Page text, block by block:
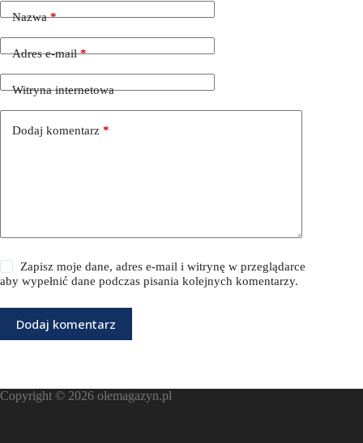
Nazwa*
Adres e-mail*
Witryna internetowa
Dodaj komentarz *
Zapisz moje dane, adres e-mail i witrynę w przeglądarce
aby wypełnić dane podczas pisania kolejnych komentarzy.
Dodaj komentarz
Copyright © 2026 olemagazyn.pl